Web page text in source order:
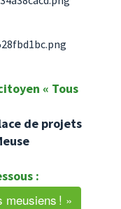
« Tous
de projets
:
meusiens ! »